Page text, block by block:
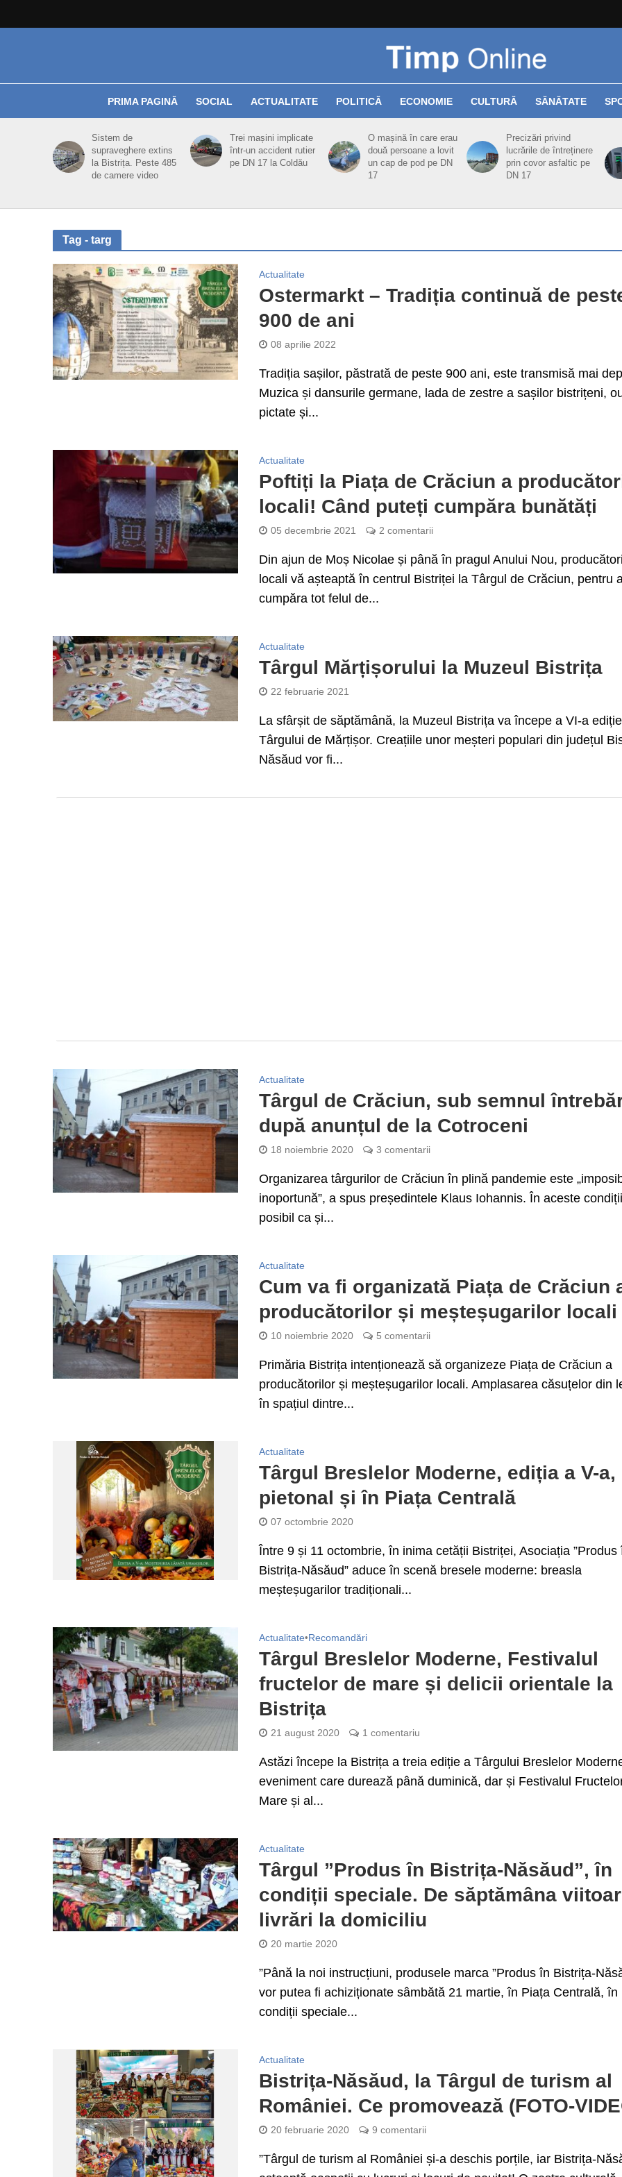
PRIMA PAGINĂ SOCIAL ACTUALITATE POLITICĂ ECONOMIE CULTURĂ SĂNĂTATE
Sistem de
supraveghere extins
la Bistrița. Peste 485
de camere video
Trei mașini implicate
într-un accident rutier
pe DN 17 la Coldău
O mașină în care erau
două persoane a lovit
un cap de pod pe DN
17
Precizări privind
lucrările de întreținere
prin covor asfaltic pe
DN 17
Tag - targ
Actualitate
Ostermarkt – Tradiția continuă de
900 de ani
08 aprilie 2022
Tradiția sașilor, păstrată de peste 900 ani, este transmisă mai
Muzica și dansurile germane, lada de zestre a sașilor bistrițeni,
pictate și...
Actualitate
Poftiți la Piața de Crăciun a
locali! Când puteți cumpăra bunătăți
05 decembrie 2021 2 comentarii
Din ajun de Moș Nicolae și până în pragul Anului Nou,
locali vă așteaptă în centrul Bistriței la Târgul de Crăciun, pentru
cumpăra tot felul de...
Actualitate
Târgul Mărțișorului la Muzeul Bistrița
22 februarie 2021
La sfârșit de săptămână, la Muzeul Bistrița va începe a VI-a
Târgului de Mărțișor. Creațiile unor meșteri populari din județul
Năsăud vor fi...
Actualitate
Târgul de Crăciun, sub semnul
după anunțul de la Cotroceni
18 noiembrie 2020 3 comentarii
Organizarea târgurilor de Crăciun în plină pandemie este
inoportună”, a spus președintele Klaus Iohannis. În aceste
posibil ca și...
Actualitate
Cum va fi organizată Piața de Crăciun
producătorilor și meșteșugarilor locali
10 noiembrie 2020 5 comentarii
Primăria Bistrița intenționează să organizeze Piața de Crăciun a
producătorilor și meșteșugarilor locali. Amplasarea căsuțelor din
în spațiul dintre...
Actualitate
Târgul Breslelor Moderne, ediția a V-a,
pietonal și în Piața Centrală
07 octombrie 2020
Între 9 și 11 octombrie, în inima cetății Bistriței, Asociația ”Produs
Bistrița-Năsăud” aduce în scenă bresele moderne: breasla
meșteșugarilor tradiționali...
Actualitate•Recomandări
Târgul Breslelor Moderne, Festivalul
fructelor de mare și delicii orientale la
Bistrița
21 august 2020 1 comentariu
Astăzi începe la Bistrița a treia ediție a Târgului Breslelor
eveniment care durează până duminică, dar și Festivalul
Mare și al...
Actualitate
Târgul ”Produs în Bistrița-Năsăud”, în
condiții speciale. De săptămâna
livrări la domiciliu
20 martie 2020
”Până la noi instrucțiuni, produsele marca ”Produs în Bistrița-
vor putea fi achiziționate sâmbătă 21 martie, în Piața Centrală, în
condiții speciale...
Actualitate
Bistrița-Năsăud, la Târgul de turism al
României. Ce promovează (FOTO-
20 februarie 2020 9 comentarii
”Târgul de turism al României și-a deschis porțile, iar Bistrița-